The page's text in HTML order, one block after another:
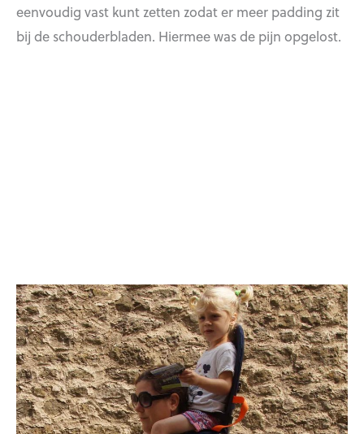
eenvoudig vast kunt zetten zodat er meer padding zit
bij de schouderbladen. Hiermee was de pijn opgelost.